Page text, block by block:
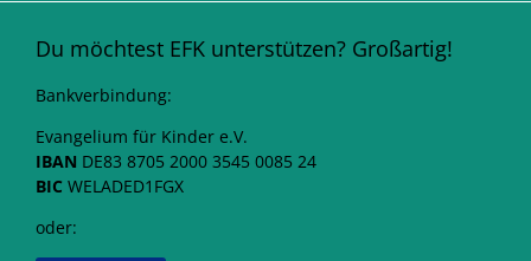
Du möchtest EFK unterstützen? Großartig!
Bankverbindung:
Evangelium für Kinder e.V.
IBAN DE83 8705 2000 3545 0085 24
BIC WELADED1FGX
oder: